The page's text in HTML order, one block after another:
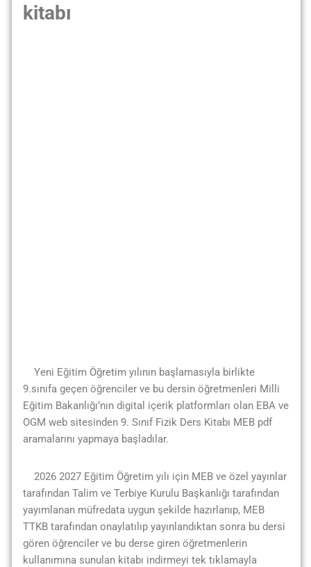
kitabı
Yeni Eğitim Öğretim yılının başlamasıyla birlikte
9.sınıfa geçen öğrenciler ve bu dersin öğretmenleri Milli
Eğitim Bakanlığı’nın digital içerik platformları olan EBA ve
OGM web sitesinden 9. Sınıf Fizik Ders Kitabı MEB pdf
aramalarını yapmaya başladılar.
2026 2027 Eğitim Öğretim yılı için MEB ve özel yayınlar
tarafından Talim ve Terbiye Kurulu Başkanlığı tarafından
yayımlanan müfredata uygun şekilde hazırlanıp, MEB
TTKB tarafından onaylatılıp yayınlandıktan sonra bu dersi
gören öğrenciler ve bu derse giren öğretmenlerin
kullanımına sunulan kitabı indirmeyi tek tıklamayla